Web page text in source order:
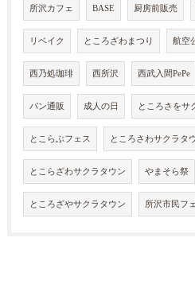
所沢カフェ BASE 厨房前販売
リベイク ところざわまつり 航空
西乃処珈琲 西所沢 西武入間PePe
パン通販 成人の日 ところさをサ
とこらぶフェス ところさわサクラタ
とこらざわサクラタウン やまそら祭
ところざやサクラタウン 所沢市民フ